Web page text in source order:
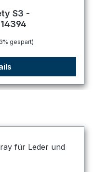
von 4.75 von 5
S3 -
gespart)